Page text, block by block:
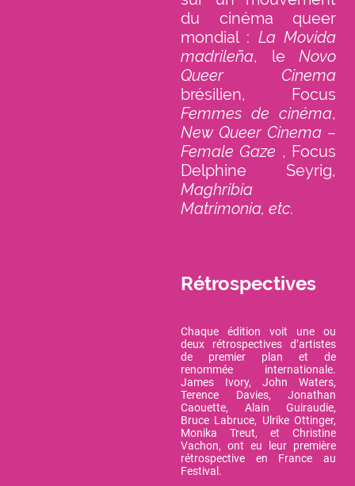
du cinéma queer
mondial : La Movida
madrileña, le Novo
Queer Cinema
brésilien, Focus
Femmes de cinéma,
New Queer Cinema –
Female Gaze , Focus
Delphine Seyrig,
Maghribia
Matrimonia, etc.
Rétrospectives
Chaque édition voit une ou
deux rétrospectives d’artistes
de premier plan et de
renommée internationale.
James Ivory, John Waters,
Terence Davies, Jonathan
Caouette, Alain Guiraudie,
Bruce Labruce, Ulrike Ottinger,
Monika Treut, et Christine
Vachon, ont eu leur première
rétrospective en France au
Festival.